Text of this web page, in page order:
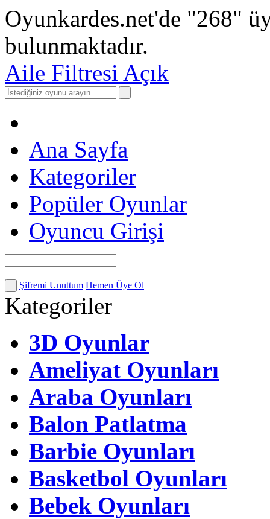
Oyunkardes.net'de "268"
bulunmaktadır.
Aile Filtresi Açık
Ana Sayfa
Kategoriler
Popüler Oyunlar
Oyuncu Girişi
Şifremi Unuttum Hemen Üye Ol
Kategoriler
3D Oyunlar
Ameliyat Oyunları
Araba Oyunları
Balon Patlatma
Barbie Oyunları
Basketbol Oyunları
Bebek Oyunları